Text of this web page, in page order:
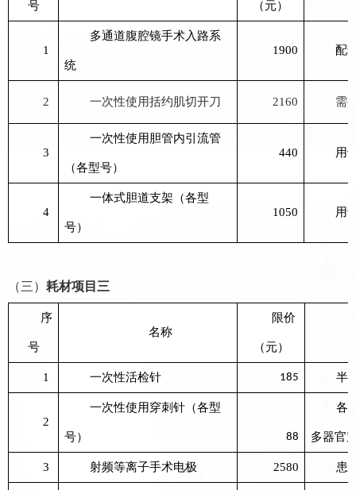
号 （元）
1
多通道腹腔镜手术入路系
统
1900 配
2 一次性使用括约肌切开刀 2160 需
3
一次性使用胆管内引流管
（各型号）
440 用
4
一体式胆道支架（各型
号）
1050 用
（三） 耗材项目 三
序
号
名称
限价
（元）
1 一次性活检针 185 半
2
一次性使用穿刺针（各型
号） 88
各
多器官
3 射频等离子手术电极 2580 患